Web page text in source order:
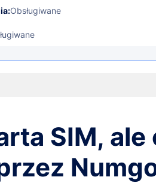
Obsługiwane
SIM, ale